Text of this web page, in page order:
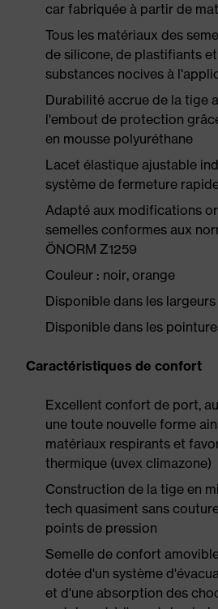
car fabriquée à partir de
Tous les matériaux des
de silicone, de plastifiants
substances nocives à
Durabilité accrue de la tige
l'embout de protection
en mousse polyuréthane
Lacet élastique ajustable
système de fermeture
Adapté aux modifications
semelles conformes aux
ÖNORM Z1259
Couleur : noir, orange
Disponible dans les largeurs :
Disponible dans les
Caractéristiques de confort
Excellent confort de port,
une toute nouvelle forme
matériaux respirants et
thermique (uvex climazone)
Construction de la tige en
tech quasiment sans
points de pression
Semelle de confort
dotée d'un système
et d'une absorption des